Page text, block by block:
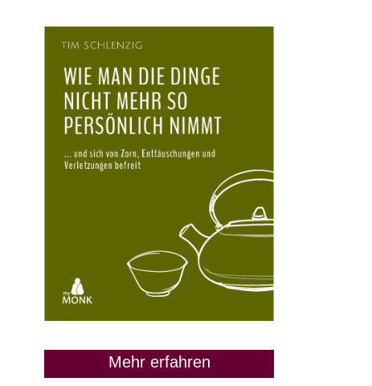
Mehr erfahren